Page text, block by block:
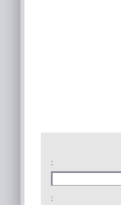
:
: